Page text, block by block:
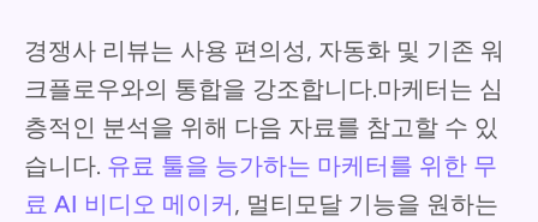
경쟁사 리뷰는 사용 편의성, 자동화 및 기존 워
크플로우와의 통합을 강조합니다.마케터는 심
층적인 분석을 위해 다음 자료를 참고할 수 있
습니다. 유료 툴을 능가하는 마케터를 위한 무
료 AI 비디오 메이커, 멀티모달 기능을 원하는